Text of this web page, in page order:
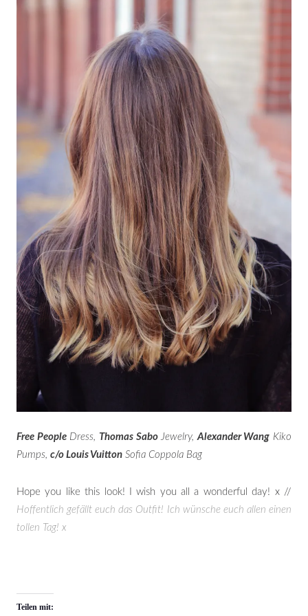
Free PeopleDress, Thomas SaboJewelry, Alexander Wang Kiko
Pumps, c/o Louis Vuitton Sofia Coppola Bag
Hope you like this look! I wish you all a wonderful day! x //
Hoffentlich gefällt euch das Outfit! Ich wünsche euch allen einen
tollen Tag! x
Teilen mit: